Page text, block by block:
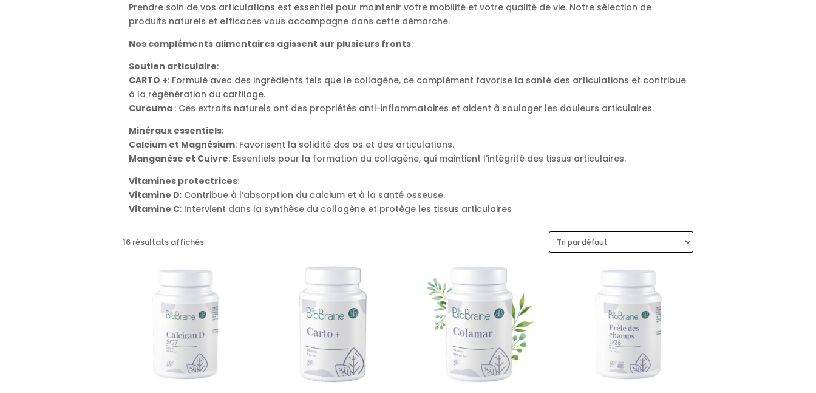
Prendre soin de vos articulations est essentiel pour maintenir votre mobilité et votre qualité de vie. Notre sélection de
produits naturels et efficaces vous accompagne dans cette démarche.
Nos compléments alimentaires agissent sur plusieurs fronts:
Soutien articulaire:
CARTO +: Formulé avec des ingrédients tels que le collagène, ce complément favorise la santé des articulations et contribue
à la régénération du cartilage.
Curcuma : Ces extraits naturels ont des propriétés anti-inflammatoires et aident à soulager les douleurs articulaires.
Minéraux essentiels:
Calcium et Magnésium: Favorisent la solidité des os et des articulations.
Manganèse et Cuivre: Essentiels pour la formation du collagène, qui maintient l’intégrité des tissus articulaires.
Vitamines protectrices:
Vitamine D: Contribue à l’absorption du calcium et à la santé osseuse.
Vitamine C: Intervient dans la synthèse du collagène et protège les tissus articulaires
16 résultats affichés